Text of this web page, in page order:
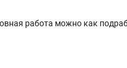
работа можно как